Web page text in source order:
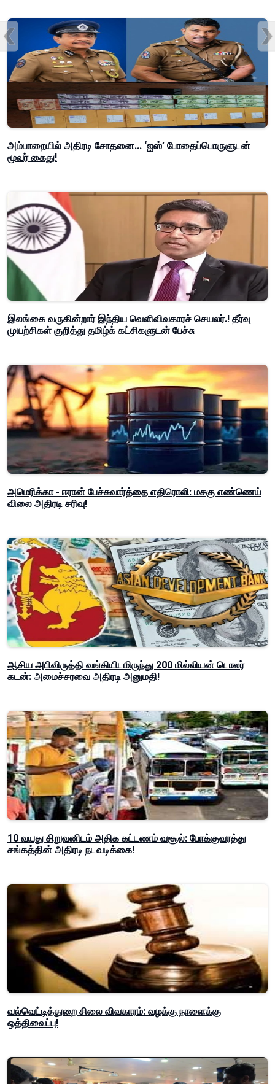
அம்பாறையில் அதிரடி சோதனை... ‘ஐஸ்’ போதைப்பொருளுடன்
மூவர் கைது!
இலங்கை வருகின்றார் இந்திய வெளிவிவகாரச் செயலர்.! தீர்வு
முயற்சிகள் குறித்து தமிழ்க் கட்சிகளுடன் பேச்சு
அமெரிக்கா - ஈரான் பேச்சுவார்த்தை எதிரொலி: மசகு எண்ணெய்
விலை அதிரடி சரிவு!
ஆசிய அபிவிருத்தி வங்கியிடமிருந்து 200 மில்லியன் டொலர்
கடன்: அமைச்சரவை அதிரடி அனுமதி!
10 வயது சிறுவனிடம் அதிக கட்டணம் வசூல்: போக்குவரத்து
சங்கத்தின் அதிரடி நடவடிக்கை!
வல்வெட்டித்துறை சிலை விவகாரம்: வழக்கு நாளைக்கு
ஒத்திவைப்பு!